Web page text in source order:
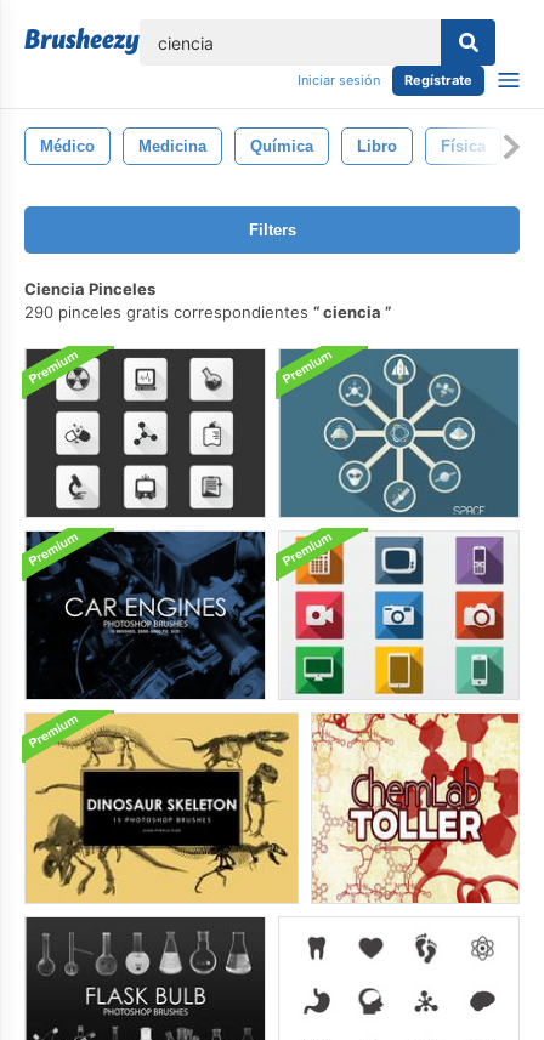
Iniciar sesión Regístrate
Médico Medicina Química Libro Física
Filters
Ciencia Pinceles
290 pinceles gratis correspondientes
ciencia